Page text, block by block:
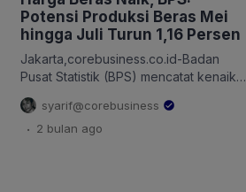
Potensi Produksi Beras Mei
hingga Juli Turun 1,16 Persen
Jakarta,corebusiness.co.id-Badan
Pusat Statistik (BPS) mencatat kenaikan
harga beras di tingkat penggilingan
hingga eceran. Di tingkat penggilingan
kenaikan harga beras mencapai 0,58
syarif@corebusiness
. 2 bulan ago